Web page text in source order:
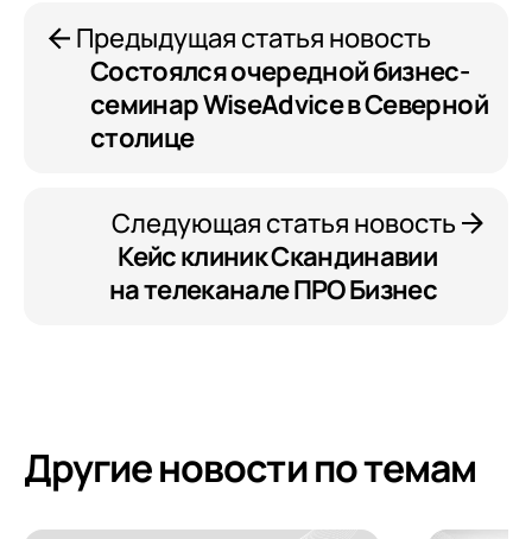
Предыдущая статья новость
Состоялся очередной бизнес-
семинар WiseAdvice в Северной
столице
Следующая статья новость
Кейс клиник Скандинавии
на телеканале ПРО Бизнес
Другие новости по темам